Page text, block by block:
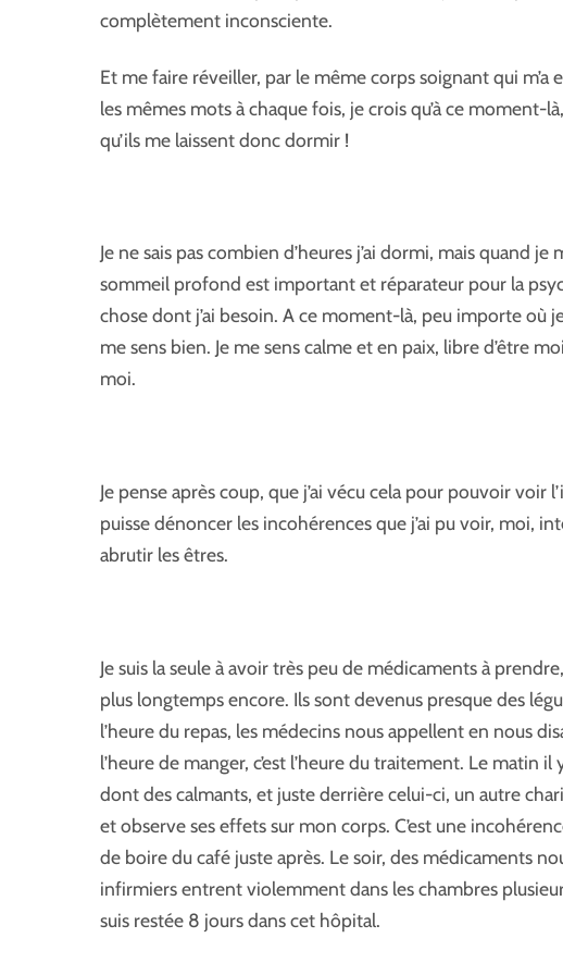
complètement inconsciente.
Et me faire réveiller, par le même corps soignant qui
les mêmes mots à chaque fois, je crois qu’à ce moment-
qu’ils me laissent donc dormir !
Je ne sais pas combien d’heures j’ai dormi, mais quand
sommeil profond est important et réparateur pour la
chose dont j’ai besoin. A ce moment-là, peu importe
me sens bien. Je me sens calme et en paix, libre d’être
moi.
Je pense après coup, que j’ai vécu cela pour pouvoir
puisse dénoncer les incohérences que j’ai pu voir, moi,
abrutir les êtres.
Je suis la seule à avoir très peu de médicaments à
plus longtemps encore. Ils sont devenus presque des
l’heure du repas, les médecins nous appellent en nous
l’heure de manger, c’est l’heure du traitement. Le matin
dont des calmants, et juste derrière celui-ci, un autre
et observe ses effets sur mon corps. C’est une
de boire du café juste après. Le soir, des médicaments
infirmiers entrent violemment dans les chambres
suis restée 8 jours dans cet hôpital.